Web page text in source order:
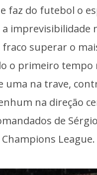
faz do futebol o
imprevisibilidade
superar o
o primeiro tempo
uma na trave,
na direção
de
League.